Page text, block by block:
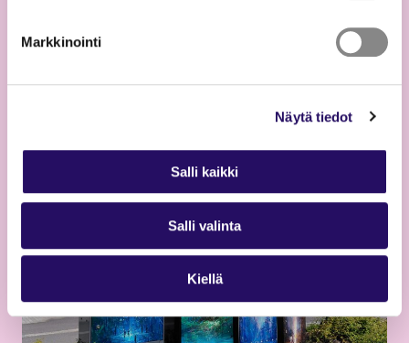
Markkinointi
Näytä tiedot
Salli kaikki
Salli valinta
Kiellä
Timo Kokon taideteos valmistui
Savilahteen